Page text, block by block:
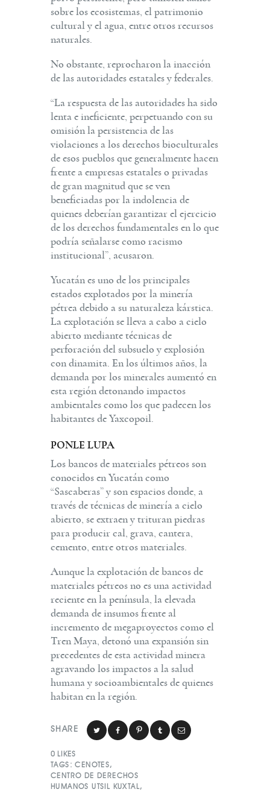
sobre los ecosistemas, el patrimonio
cultural y el agua, entre otros recursos
naturales.
No obstante, reprocharon la inacción
de las autoridades estatales y federales.
“La respuesta de las autoridades ha sido
lenta e ineficiente, perpetuando con su
omisión la persistencia de las
violaciones a los derechos bioculturales
de esos pueblos que generalmente hacen
frente a empresas estatales o privadas
de gran magnitud que se ven
beneficiadas por la indolencia de
quienes deberían garantizar el ejercicio
de los derechos fundamentales en lo que
podría señalarse como racismo
institucional”, acusaron.
Yucatán es uno de los principales
estados explotados por la minería
pétrea debido a su naturaleza kárstica.
La explotación se lleva a cabo a cielo
abierto mediante técnicas de
perforación del subsuelo y explosión
con dinamita. En los últimos años, la
demanda por los minerales aumentó en
esta región detonando impactos
ambientales como los que padecen los
habitantes de Yaxcopoil.
PONLE LUPA
Los bancos de materiales pétreos son
conocidos en Yucatán como
“Sascaberas” y son espacios donde, a
través de técnicas de minería a cielo
abierto, se extraen y trituran piedras
para producir cal, grava, cantera,
cemento, entre otros materiales.
Aunque la explotación de bancos de
materiales pétreos no es una actividad
reciente en la península, la elevada
demanda de insumos frente al
incremento de megaproyectos como el
Tren Maya, detonó una expansión sin
precedentes de esta actividad minera
agravando los impactos a la salud
humana y socioambientales de quienes
habitan en la región.
SHARE
0 LIKES
TAGS: CENOTES,
CENTRO DE DERECHOS
HUMANOS UTSIL KUXTAL,